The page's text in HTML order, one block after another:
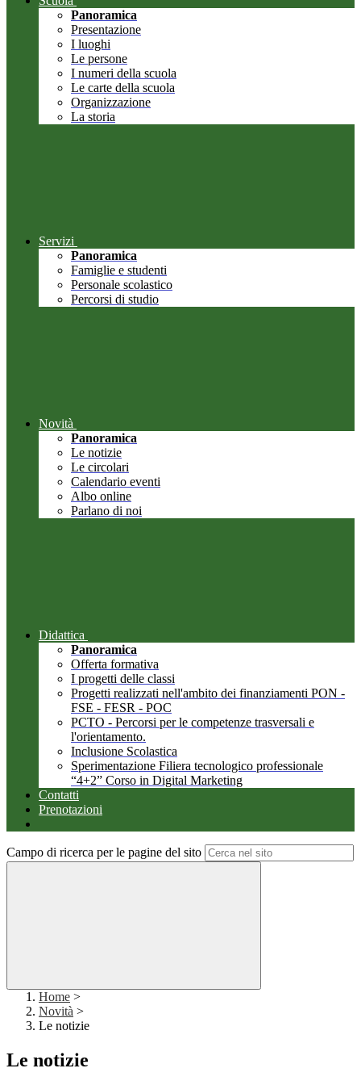
Panoramica
Presentazione
I luoghi
Le persone
I numeri della scuola
Le carte della scuola
Organizzazione
La storia
Servizi
Panoramica
Famiglie e studenti
Personale scolastico
Percorsi di studio
Novità
Panoramica
Le notizie
Le circolari
Calendario eventi
Albo online
Parlano di noi
Didattica
Panoramica
Offerta formativa
I progetti delle classi
Progetti realizzati nell'ambito dei finanziamenti PON -
FSE - FESR - POC
PCTO - Percorsi per le competenze trasversali e
l'orientamento.
Inclusione Scolastica
Sperimentazione Filiera tecnologico professionale
“4+2” Corso in Digital Marketing
Contatti
Prenotazioni
Campo di ricerca per le pagine del sito
Home >
Novità >
Le notizie
Le notizie